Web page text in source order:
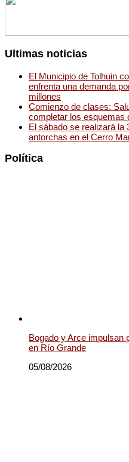
Ultimas noticias
El Municipio de Tolhuin
enfrenta una demanda
millones
Comienzo de clases:
completar los esquemas
El sábado se realizará la
antorchas en el Cerro
Política
Bogado y Arce impulsan
en Río Grande
05/08/2026